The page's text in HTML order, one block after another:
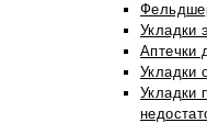
Укладки
Аптечки
Укладки
Укладки